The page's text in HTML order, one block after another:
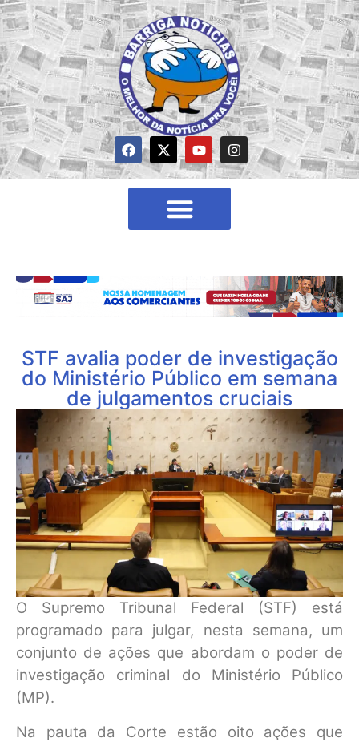
STF avalia poder de investigação
do Ministério Público em semana
de julgamentos cruciais
O Supremo Tribunal Federal (STF) está
programado para julgar, nesta semana, um
conjunto de ações que abordam o poder de
investigação criminal do Ministério Público
(MP).
Na pauta da Corte estão oito ações que